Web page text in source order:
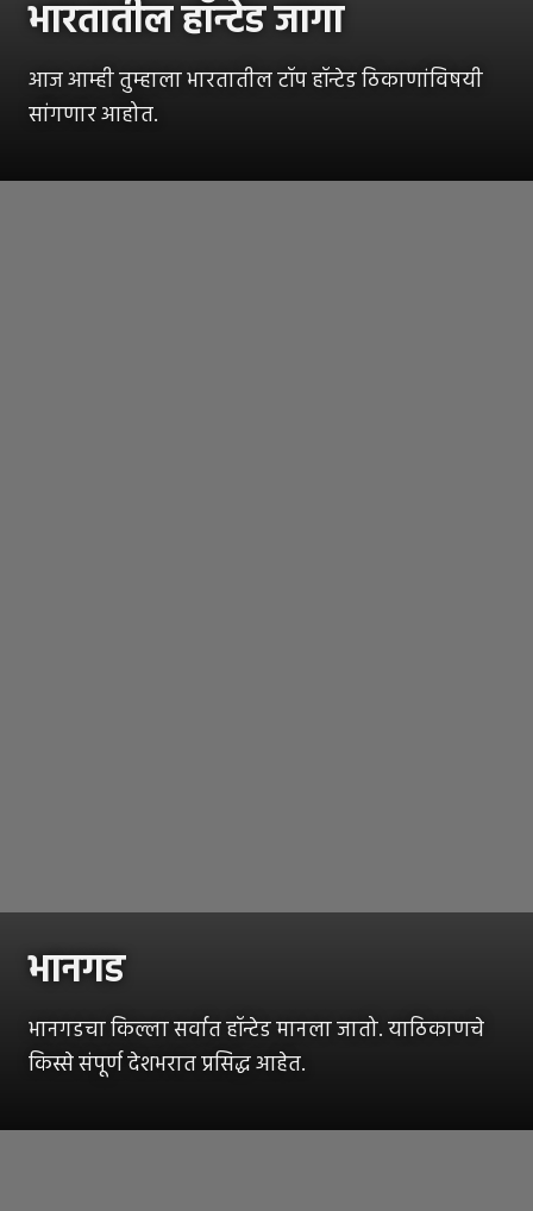
भारतातील हॉन्टेड जागा
आज आम्ही तुम्हाला भारतातील टॉप हॉन्टेड ठिकाणांविषयी
सांगणार आहोत.
भानगड
भानगडचा किल्ला सर्वात हॉन्टेड मानला जातो. याठिकाणचे
किस्से संपूर्ण देशभरात प्रसिद्ध आहेत.